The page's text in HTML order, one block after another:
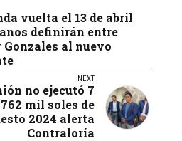
vuelta el 13 de abril
definirán entre
al nuevo
NEXT
no ejecutó 7
mil soles de
2024 alerta
Contraloría